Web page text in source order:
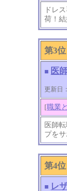
ドレ
荷！
第3位
■ 医
更新日
[職業
医師
プをサ
第4位
■ レ